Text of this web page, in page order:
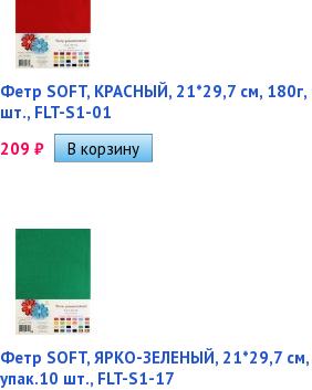
Фетр SOFT, КРАСНЫЙ, 21*29,7 см,
шт., FLT-S1-01
209 ₽
Фетр SOFT, ЯРКО-ЗЕЛЕНЫЙ, 21*29,7
упак.10 шт., FLT-S1-17